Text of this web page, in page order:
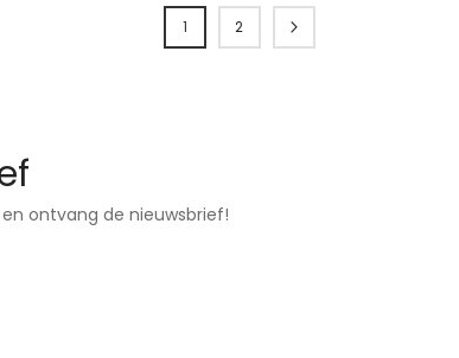
Pagina
U lees momenteel pagina
1 Pagina
2 Pagina
Verder
ontvang de nieuwsbrief!